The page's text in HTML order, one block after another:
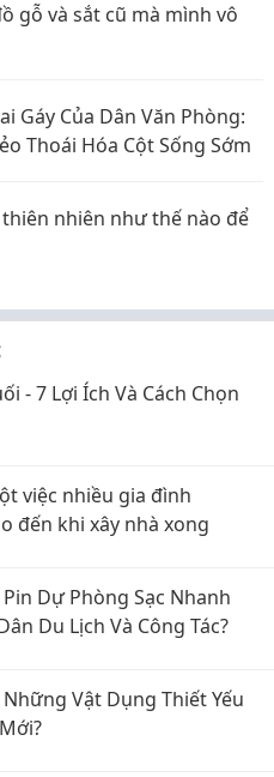
gỗ và sắt cũ mà mình vô
Gáy Của Dân Văn Phòng:
Thoái Hóa Cột Sống Sớm
nhiên như thế nào để
- 7 Lợi Ích Và Cách Chọn
việc nhiều gia đình
đến khi xây nhà xong
Dự Phòng Sạc Nhanh
Du Lịch Và Công Tác?
Những Vật Dụng Thiết Yếu